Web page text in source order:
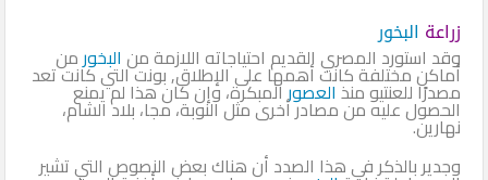
زراعة البخور
وقد استورد المصري القديم احتياجاته اللازمة من البخورمن
أماكن مختلفة كانت أهمها على الإطلاق, بونت التي كانت تعد
مصدرًا للعنتيو منذالعصورالمبكرة، وإن كان هذا لم يمنع
الحصول عليه من مصادر أخرى مثل النوبة، مجا، بلاد الشام،
نهارين.
وجدير بالذكر في هذا الصدد أن هناك بعض النصوص التي تشير